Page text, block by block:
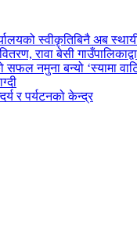
स्वीकृतिबिनै अब स्थायी
रावा बेसी
सफल नमुना बन्यो ‘स्यामा
र पर्यटनको केन्द्र